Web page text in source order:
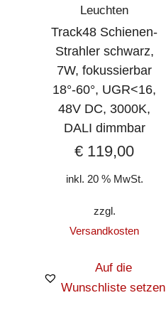
Leuchten
Track48 Schienen-
Strahler schwarz,
7W, fokussierbar
18°-60°, UGR<16,
48V DC, 3000K,
DALI dimmbar
€ 119,00
inkl. 20 % MwSt.
zzgl.
Versandkosten
Auf die
Wunschliste setzen